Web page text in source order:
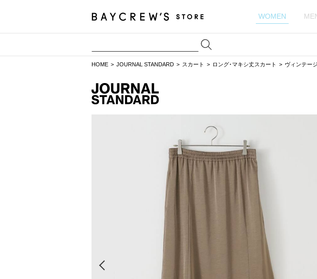
WOMEN
HOME JOURNAL STANDARD スカート ロング･マキシ丈スカート ヴィンテー